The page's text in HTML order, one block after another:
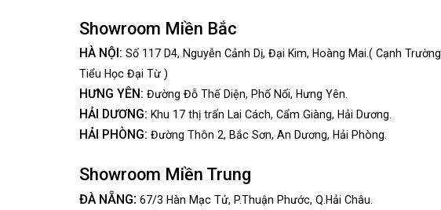
Showroom Miền Bắc
HÀ NỘI: Số 117 D4, Nguyễn Cảnh Dị, Đại Kim, Hoàng Mai.( Cạnh Trường
Tiểu Học Đại Từ )
HƯNG YÊN: Đường Đỗ Thế Diện, Phố Nối, Hưng Yên.
HẢI DƯƠNG: Khu 17 thị trấn Lai Cách, Cẩm Giàng, Hải Dương.
HẢI PHÒNG: Đường Thôn 2, Bắc Sơn, An Dương, Hải Phòng.
Showroom Miền Trung
ĐÀ NẴNG: 67/3 Hàn Mạc Tử, P.Thuận Phước, Q.Hải Châu.